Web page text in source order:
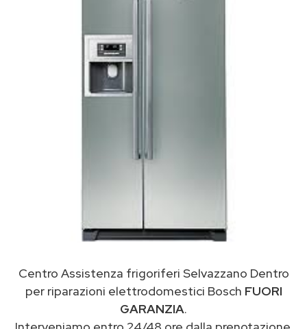
Centro Assistenza frigoriferi Selvazzano Dentro
per riparazioni elettrodomestici Bosch FUORI
GARANZIA.